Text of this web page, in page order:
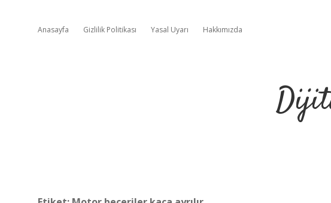
Anasayfa Gizlilik Politikası Yasal Uyarı Hakkımızda